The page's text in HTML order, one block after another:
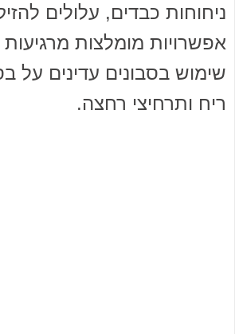
ניחוחות כבדים, עלולים
אפשרויות מומלצות מרגיעות
שימוש בסבונים עדינים על
ריח ותרחיצי רחצה.